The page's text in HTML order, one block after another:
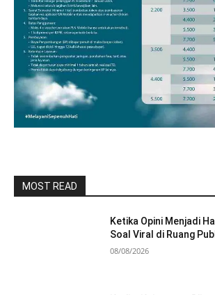
MOST READ
Ketika Opini Menjadi
Soal Viral di Ruang
08/08/2026